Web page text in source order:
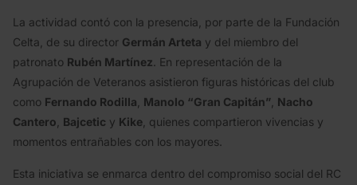
La actividad contó con la presencia, por parte de la Fundación
Celta, de su director Germán Arteta y del miembro del
patronato Rubén Martínez . En representación de la
Agrupación de Veteranos asistieron figuras históricas del club
como Fernando Rodilla Manolo “Gran Capitán” Nacho
Cantero Bajcetic y Kike , quienes compartieron vivencias y
momentos entrañables con los mayores.
Esta iniciativa se enmarca dentro del compromiso social del RC